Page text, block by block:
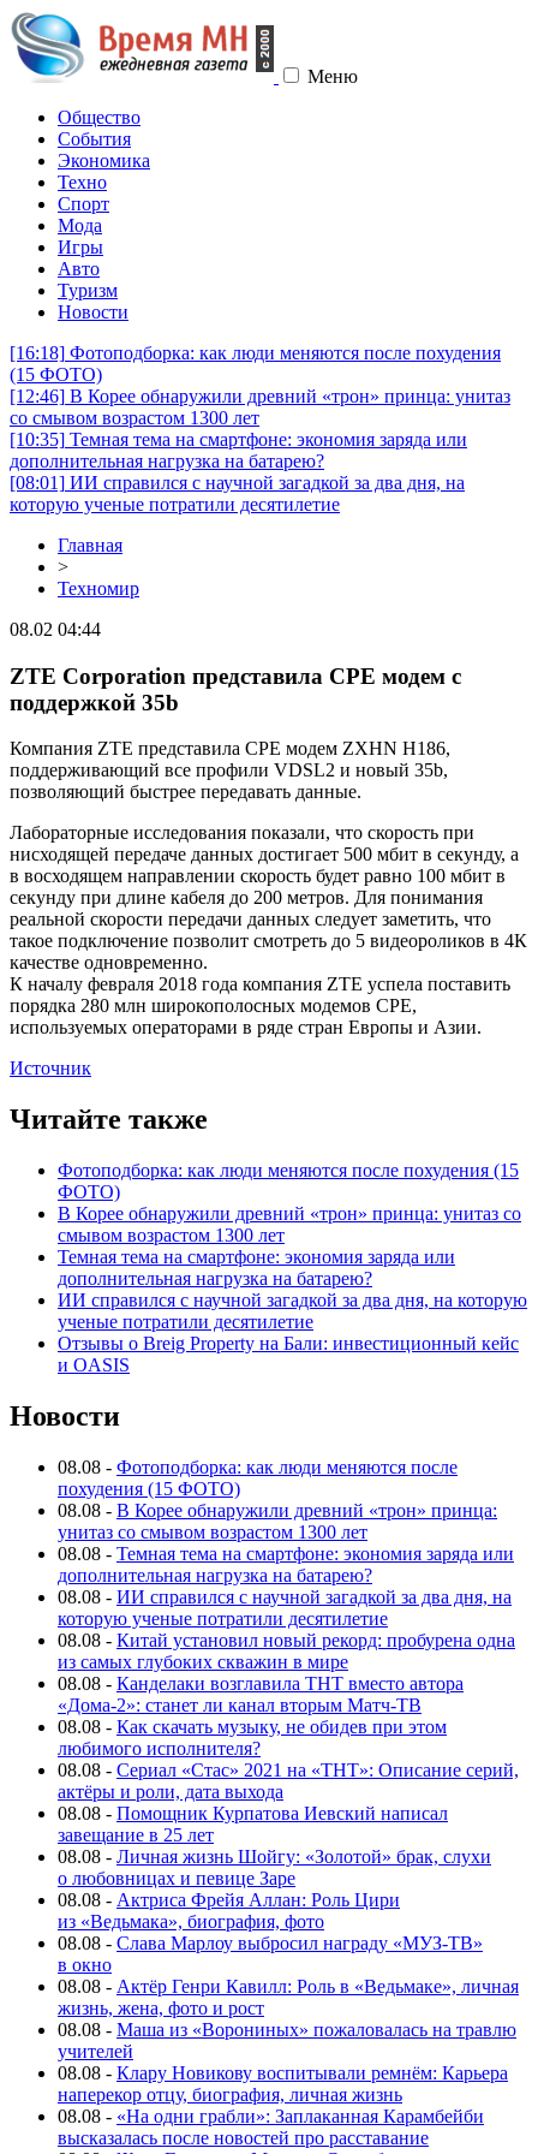
Меню
Общество
События
Экономика
Техно
Спорт
Мода
Игры
Авто
Туризм
Новости
[16:18] Фотоподборка: как люди меняются после похудения
(15 ФОТО)
[12:46] В Корее обнаружили древний «трон» принца: унитаз
со смывом возрастом 1300 лет
[10:35] Темная тема на смартфоне: экономия заряда или
дополнительная нагрузка на батарею?
[08:01] ИИ справился с научной загадкой за два дня, на
которую ученые потратили десятилетие
Главная
>
Техномир
08.02 04:44
ZTE Corporation представила CPE модем с
поддержкой 35b
Компания ZTE представила CPE модем ZXHN H186,
поддерживающий все профили VDSL2 и новый 35b,
позволяющий быстрее передавать данные.
Лабораторные исследования показали, что скорость при
нисходящей передаче данных достигает 500 мбит в секунду, а
в восходящем направлении скорость будет равно 100 мбит в
секунду при длине кабеля до 200 метров. Для понимания
реальной скорости передачи данных следует заметить, что
такое подключение позволит смотреть до 5 видеороликов в 4К
качестве одновременно.
К началу февраля 2018 года компания ZTЕ успела поставить
порядка 280 млн широкополосных модемов CPE,
используемых операторами в ряде стран Европы и Азии.
Источник
Читайте также
Фотоподборка: как люди меняются после похудения (15
ФОТО)
В Корее обнаружили древний «трон» принца: унитаз со
смывом возрастом 1300 лет
Темная тема на смартфоне: экономия заряда или
дополнительная нагрузка на батарею?
ИИ справился с научной загадкой за два дня, на которую
ученые потратили десятилетие
Отзывы о Breig Property на Бали: инвестиционный кейс
и OASIS
Новости
08.08 - Фотоподборка: как люди меняются после
похудения (15 ФОТО)
08.08 - В Корее обнаружили древний «трон» принца:
унитаз со смывом возрастом 1300 лет
08.08 - Темная тема на смартфоне: экономия заряда или
дополнительная нагрузка на батарею?
08.08 - ИИ справился с научной загадкой за два дня, на
которую ученые потратили десятилетие
08.08 - Китай установил новый рекорд: пробурена одна
из самых глубоких скважин в мире
08.08 - Канделаки возглавила ТНТ вместо автора
«Дома-2»: станет ли канал вторым Матч-ТВ
08.08 - Как скачать музыку, не обидев при этом
любимого исполнителя?
08.08 - Сериал «Стас» 2021 на «ТНТ»: Описание серий,
актёры и роли, дата выхода
08.08 - Помощник Курпатова Иевский написал
завещание в 25 лет
08.08 - Личная жизнь Шойгу: «Золотой» брак, слухи
о любовницах и певице Заре
08.08 - Актриса Фрейя Аллан: Роль Цири
из «Ведьмака», биография, фото
08.08 - Слава Марлоу выбросил награду «МУЗ-ТВ»
в окно
08.08 - Актёр Генри Кавилл: Роль в «Ведьмаке», личная
жизнь, жена, фото и рост
08.08 - Маша из «Ворониных» пожаловалась на травлю
учителей
08.08 - Клару Новикову воспитывали ремнём: Карьера
наперекор отцу, биография, личная жизнь
08.08 - «На одни грабли»: Заплаканная Карамбейби
высказалась после новостей про расставание